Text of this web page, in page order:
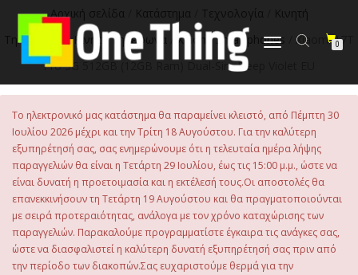
περιεχόμενο
Εναλλαγή
0
Αρχική σελίδα Κατάστημα Τεχνολογία
Κινητή
Τηλεφωνία
/Κινητά Τηλέφωνα Xiaomi Smartphones
/ Xiaomi 17T
Pro 5G 512GB (12GB Ram) Dual-Sim Deep Violet EU
Το ηλεκτρονικό μας κατάστημα θα παραμείνει κλειστό, από Πέμπτη 30
Ιουλίου 2026 μέχρι και την Τρίτη 18 Αυγούστου. Για την καλύτερη
εξυπηρέτησή σας, σας ενημερώνουμε ότι η τελευταία ημέρα λήψης
παραγγελιών θα είναι η Τετάρτη 29 Ιουλίου, έως τις 15:00 μ.μ., ώστε να
είναι δυνατή η προετοιμασία και η εκτέλεσή τους.Οι αποστολές θα
επανεκκινήσουν τη Τετάρτη 19 Αυγούστου και θα πραγματοποιούνται
με σειρά προτεραιότητας, ανάλογα με τον χρόνο καταχώρισης των
παραγγελιών. Παρακαλούμε προγραμματίστε έγκαιρα τις ανάγκες σας,
ώστε να διασφαλιστεί η καλύτερη δυνατή εξυπηρέτησή σας πριν από
την περίοδο των διακοπών.Σας ευχαριστούμε θερμά για την